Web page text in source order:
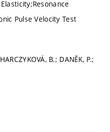
Pulse Velocity Test
B.; DANĚK, P.;